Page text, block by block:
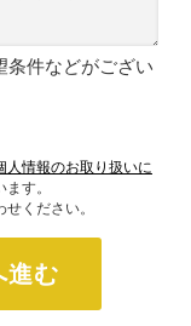
条件などがござい
人情報のお取り扱いに
す。
ください。
進む